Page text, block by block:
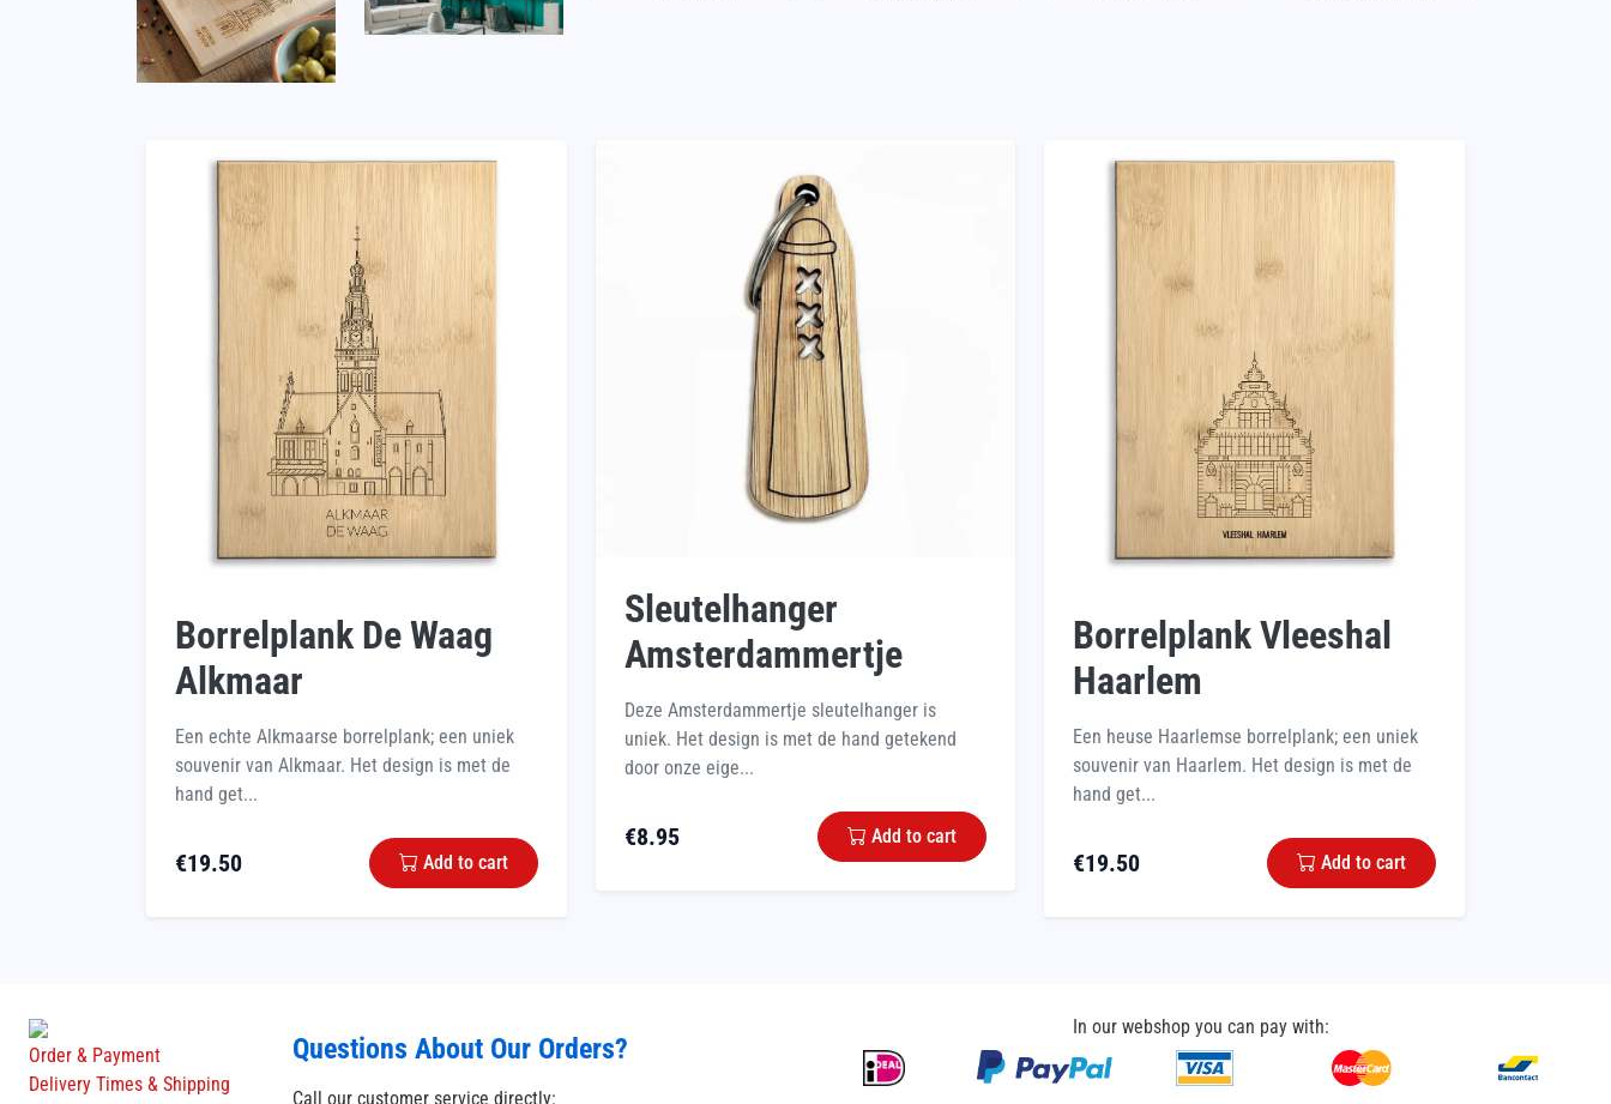
Borrelplank De Waag
Alkmaar
Een echte Alkmaarse borrelplank; een uniek
souvenir van Alkmaar. Het design is met de
hand get...
€19.50 Add to cart
Sleutelhanger
Amsterdammertje
Deze Amsterdammertje sleutelhanger is
uniek. Het design is met de hand getekend
door onze eige...
€8.95 Add to cart
Borrelplank Vleeshal
Haarlem
Een heuse Haarlemse borrelplank; een uniek
souvenir van Haarlem. Het design is met de
hand get...
€19.50 Add to cart
Order & Payment
Delivery Times & Shipping
Questions About Our Orders?
Call our customer service directly:
In our webshop you can pay with: